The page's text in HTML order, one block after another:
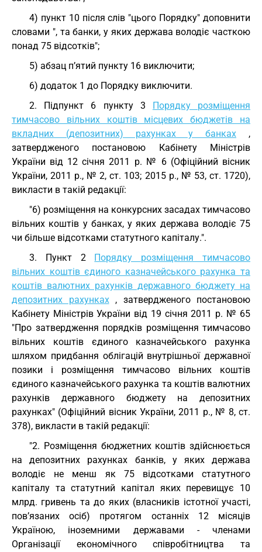
4) пункт 10 після слів "цього Порядку" доповнити
словами ", та банки, у яких держава володіє часткою
понад 75 відсотків";
5) абзац п’ятий пункту 16 виключити;
6) додаток 1 до Порядку виключити.
2. Підпункт 6 пункту 3 Порядку розміщення
тимчасово вільних коштів місцевих бюджетів на
вкладних (депозитних) рахунках у банках ,
затвердженого постановою Кабінету Міністрів
України від 12 січня 2011 р. № 6 (Офіційний вісник
України, 2011 р., № 2, ст. 103; 2015 р., № 53, ст. 1720),
викласти в такій редакції:
"6) розміщення на конкурсних засадах тимчасово
вільних коштів у банках, у яких держава володіє 75
чи більше відсотками статутного капіталу.".
3. Пункт 2 Порядку розміщення тимчасово
вільних коштів єдиного казначейського рахунка та
коштів валютних рахунків державного бюджету на
депозитних рахунках, затвердженого постановою
Кабінету Міністрів України від 19 січня 2011 р. № 65
"Про затвердження порядків розміщення тимчасово
вільних коштів єдиного казначейського рахунка
шляхом придбання облігацій внутрішньої державної
позики і розміщення тимчасово вільних коштів
єдиного казначейського рахунка та коштів валютних
рахунків державного бюджету на депозитних
рахунках" (Офіційний вісник України, 2011 р., № 8, ст.
378), викласти в такій редакції:
"2. Розміщення бюджетних коштів здійснюється
на депозитних рахунках банків, у яких держава
володіє не менш як 75 відсотками статутного
капіталу та статутний капітал яких перевищує 10
млрд. гривень та до яких (власників істотної участі,
пов’язаних осіб) протягом останніх 12 місяців
Україною, іноземними державами - членами
Організації економічного співробітництва та